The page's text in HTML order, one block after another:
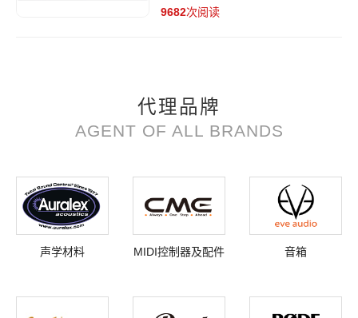
9682次阅读
代理品牌
AGENT OF ALL BRANDS
声学材料 MIDI控制器及配件 音箱